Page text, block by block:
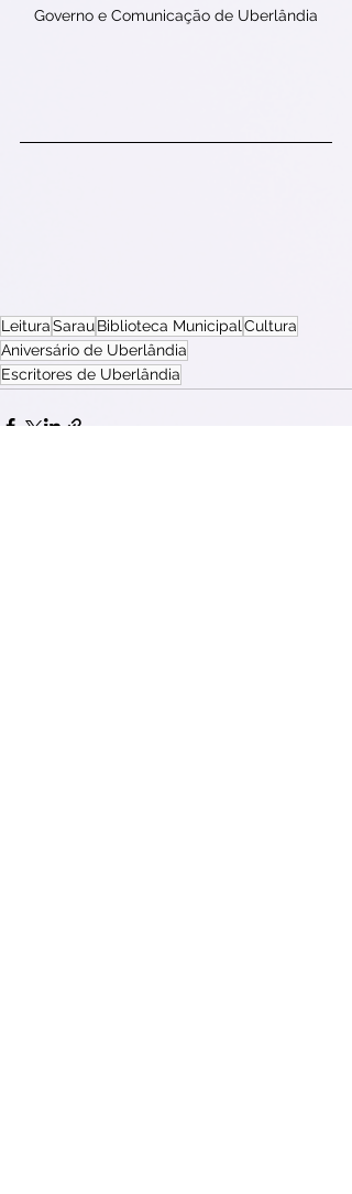
Governo e Comunicação de Uberlândia
LeituraSarauBiblioteca Municipal Cultura
Aniversário de Uberlândia
Escritores de Uberlândia